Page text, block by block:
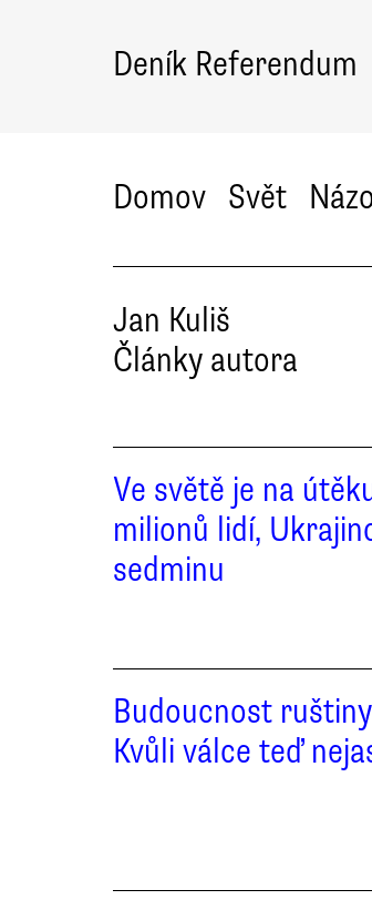
Deník Referendum
Domov Svět
Jan Kuliš
Články autora
Ve světě je na
milionů lidí,
sedminu
Budoucnost
Kvůli válce teď